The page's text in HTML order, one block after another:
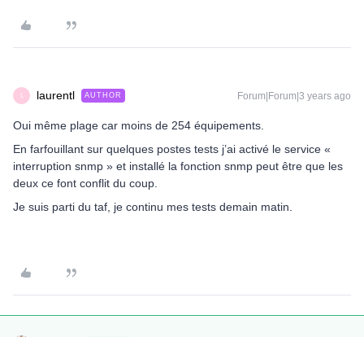
laurentl AUTHOR Forum|Forum|3 years ago
Oui même plage car moins de 254 équipements.
En farfouillant sur quelques postes tests j’ai activé le service «
interruption snmp » et installé la fonction snmp peut être que les
deux ce font conflit du coup.
Je suis parti du taf, je continu mes tests demain matin.